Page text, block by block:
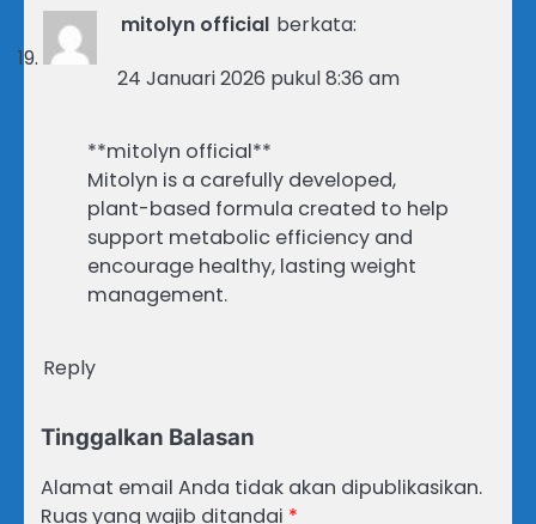
mitolyn official berkata:
24 Januari 2026 pukul 8:36 am
**mitolyn official**
Mitolyn is a carefully developed,
plant-based formula created to help
support metabolic efficiency and
encourage healthy, lasting weight
management.
Reply
Tinggalkan Balasan
Alamat email Anda tidak akan dipublikasikan.
Ruas yang wajib ditandai *